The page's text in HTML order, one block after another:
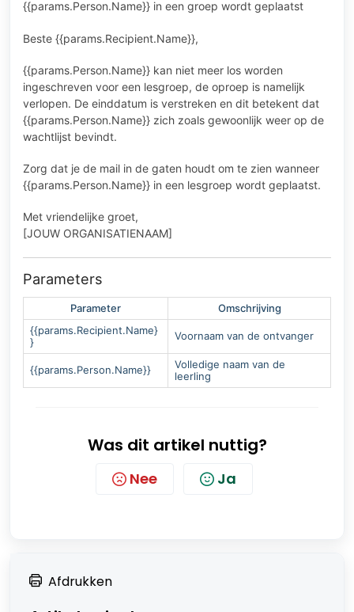
{{params.Person.Name}} in een groep wordt geplaatst
Beste {{params.Recipient.Name}},
{{params.Person.Name}} kan niet meer los worden
ingeschreven voor een lesgroep, de oproep is namelijk
verlopen. De einddatum is verstreken en dit betekent dat
{{params.Person.Name}} zich zoals gewoonlijk weer op de
wachtlijst bevindt.
Zorg dat je de mail in de gaten houdt om te zien wanneer
{{params.Person.Name}} in een lesgroep wordt geplaatst.
Met vriendelijke groet,
[JOUW ORGANISATIENAAM]
Parameters
Parameter
Omschrijving
{{params.Recipient.Name}
}
Voornaam van de ontvanger
{{params.Person.Name}}
Volledige naam van de
leerling
Was dit artikel nuttig?
Nee Ja
Afdrukken